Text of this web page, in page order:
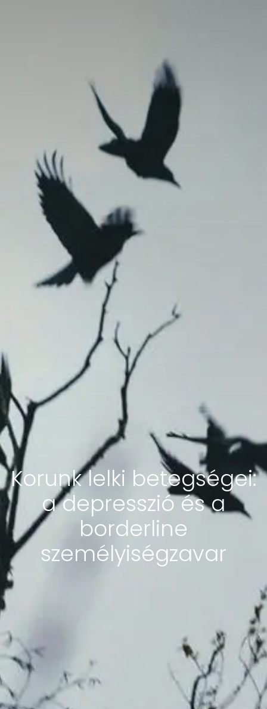
Korunk lelki betegségei:
a depresszió és a
borderline
személyiségzavar